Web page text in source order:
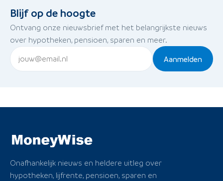
Blijf op de hoogte
Ontvang onze nieuwsbrief met het belangrijkste nieuws
over hypotheken, pensioen, sparen en meer.
Aanmelden
Onafhankelijk nieuws en heldere uitleg over
hypotheken, lijfrente, pensioen, sparen en